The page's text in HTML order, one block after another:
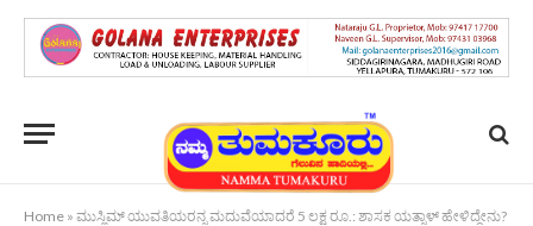
Home » ಮುಸ್ಲಿಮ್ ಯುವತಿಯರನ್ನ ಮದುವೆಯಾದರೆ 5 ಲಕ್ಷ ರೂ.: ಶಾಸಕ ಯತ್ನಾಳ್‌ ಹೇಳಿದ್ದೇನು?